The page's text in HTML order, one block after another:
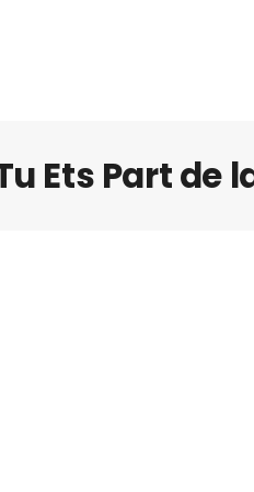
Ets Part